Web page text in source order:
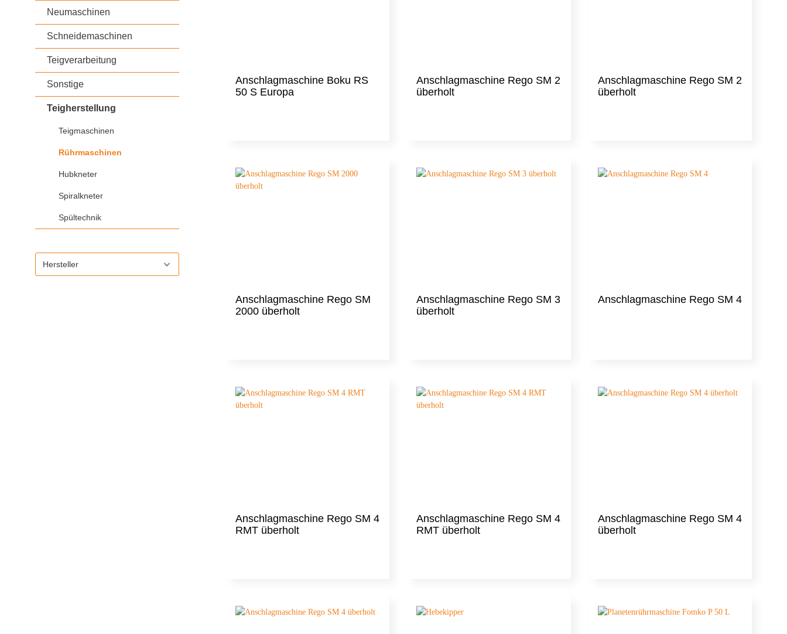
Pavailler
Neumaschinen
Schneidemaschinen
Teigverarbeitung
Sonstige
Teigherstellung
Teigmaschinen
Rührmaschinen
Hubkneter
Spiralkneter
Spültechnik
Hersteller
Anschlagmaschine Boku RS
50 S Europa
Anschlagmaschine Rego SM 2
überholt
Anschlagmaschine Rego SM 2
überholt
Anschlagmaschine Rego SM
2000 überholt
Anschlagmaschine Rego SM 3
überholt
Anschlagmaschine Rego SM 4
Anschlagmaschine Rego SM 4
RMT überholt
Anschlagmaschine Rego SM 4
RMT überholt
Anschlagmaschine Rego SM 4
überholt